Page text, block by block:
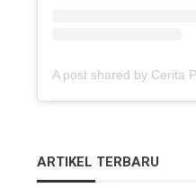
A post shared by Cerita
ARTIKEL TERBARU